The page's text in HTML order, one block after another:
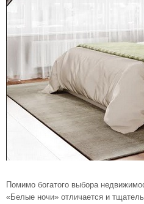
Помимо богатого выбора
«Белые ночи» отличается и